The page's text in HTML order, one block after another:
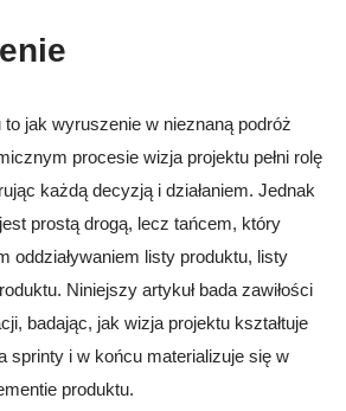
jak wyruszenie w nieznaną podróż
procesie wizja projektu pełni rolę
każdą decyzją i działaniem. Jednak
prostą drogą, lecz tańcem, który
oddziaływaniem listy produktu, listy
Niniejszy artykuł bada zawiłości
badając, jak wizja projektu kształtuje
sprinty i w końcu materializuje się w
produktu.